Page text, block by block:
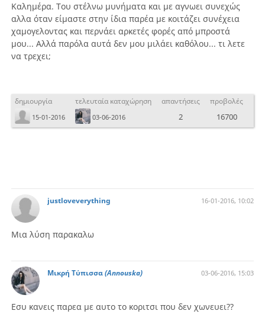
Καλημέρα. Του στέλνω μυνήματα και με αγνωει συνεχώς
αλλα όταν είμαστε στην ίδια παρέα με κοιτάζει συνέχεια
χαμογελοντας και περνάει αρκετές φορές από μπροστά
μου... Αλλά παρόλα αυτά δεν μου μιλάει καθόλου... τι λετε
να τρεχει;
δημιουργία
15-01-2016
τελευταία καταχώρηση
03-06-2016
απαντήσεις
2
προβολές
16700
justloveverything 16-01-2016, 10:02
Μια λύση παρακαλω
Μικρή Τύπισσα(Annouska) 03-06-2016, 15:03
Εσυ κανεις παρεα με αυτο το κοριτσι που δεν χωνευει??